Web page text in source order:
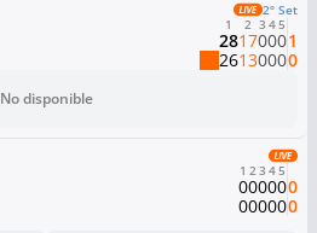
2º Set
1
28
26
2
17
13
3
0
0
4
0
0
5
0
0
1
0
No disponible
1
0
0
2
0
0
3
0
0
4
0
0
5
0
0
0
0